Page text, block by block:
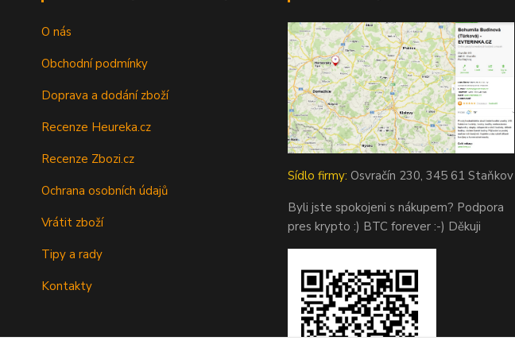
O nás
Obchodní podmínky
Doprava a dodání zboží
Recenze Heureka.cz
Recenze Zbozi.cz
Ochrana osobních údajů
Vrátit zboží
Tipy a rady
Kontakty
Sídlo firmy: Osvračín 230, 345 61 Staňkov
Byli jste spokojeni s nákupem? Podpora
pres krypto :) BTC forever :-) Děkuji